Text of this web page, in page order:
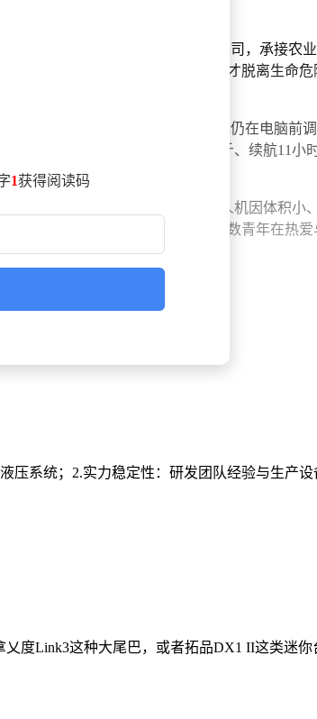
轰动一时的新闻。随后，他成立公司，承接农
击高压线坠机，在ICU抢救一周才脱离生命
婚前夜，当亲友布置婚房时，他仍在电脑前
升机试飞成功，实现载重340公斤、续航11小
已获授权。这款无尾翼设计的无人机因体积小
造社会价值。”他的故事，正是无数青年在热爱
1获得阅读码
系统；2.实力稳定性：研发团队经验与生产
度Link3这种大尾巴，或者拓品DX1 II这类迷